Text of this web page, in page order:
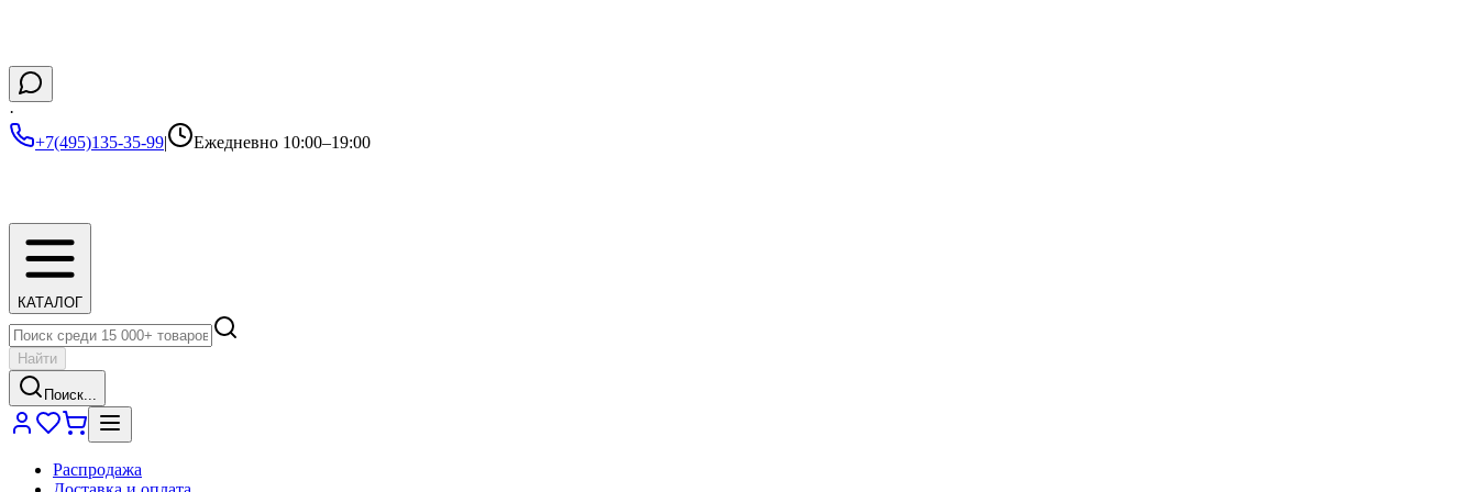
·
+7(495)135-35-99| Ежедневно 10:00–19:00
КАТАЛОГ
Найти
Поиск...
Распродажа